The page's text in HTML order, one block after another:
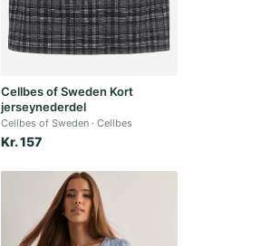
Cellbes of Sweden Kort
jerseynederdel
Cellbes of Sweden Cellbes
Kr. 157